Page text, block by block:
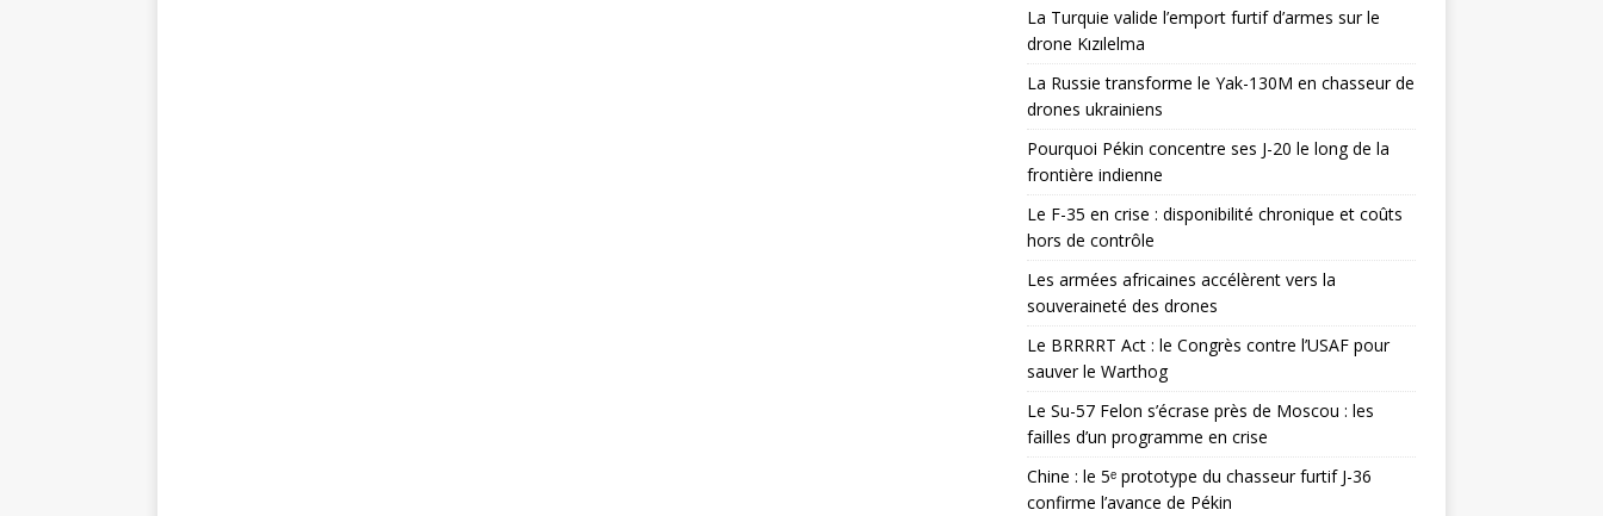
La Turquie valide l’emport furtif d’armes sur le
drone Kızılelma
La Russie transforme le Yak-130M en chasseur de
drones ukrainiens
Pourquoi Pékin concentre ses J-20 le long de la
frontière indienne
Le F-35 en crise : disponibilité chronique et coûts
hors de contrôle
Les armées africaines accélèrent vers la
souveraineté des drones
Le BRRRRT Act : le Congrès contre l’USAF pour
sauver le Warthog
Le Su-57 Felon s’écrase près de Moscou : les
failles d’un programme en crise
Chine : le 5ᵉ prototype du chasseur furtif J-36
confirme l’avance de Pékin